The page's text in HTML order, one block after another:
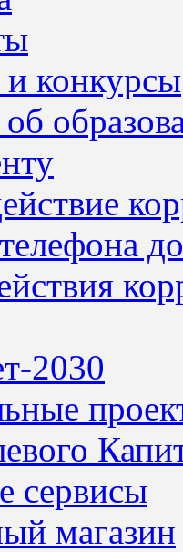
конкурсы
2030
сервисы
магазин